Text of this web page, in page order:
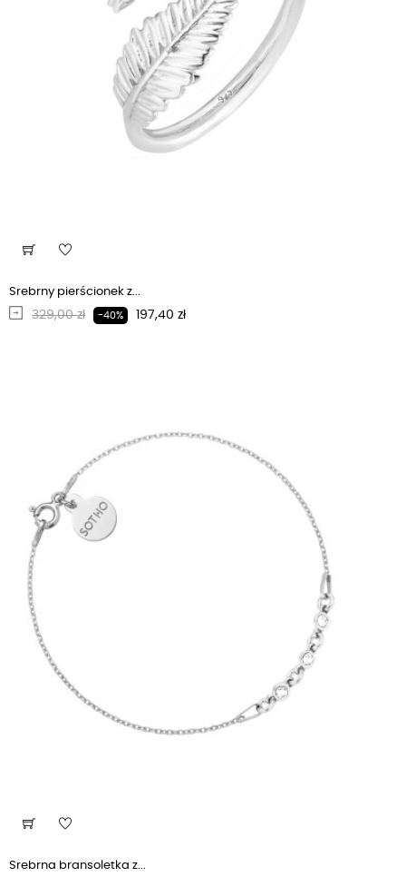
Srebrny pierścionek z...
Regularna cena
329,00 zł -40% Cena
197,40 zł
Srebrna bransoletka z...